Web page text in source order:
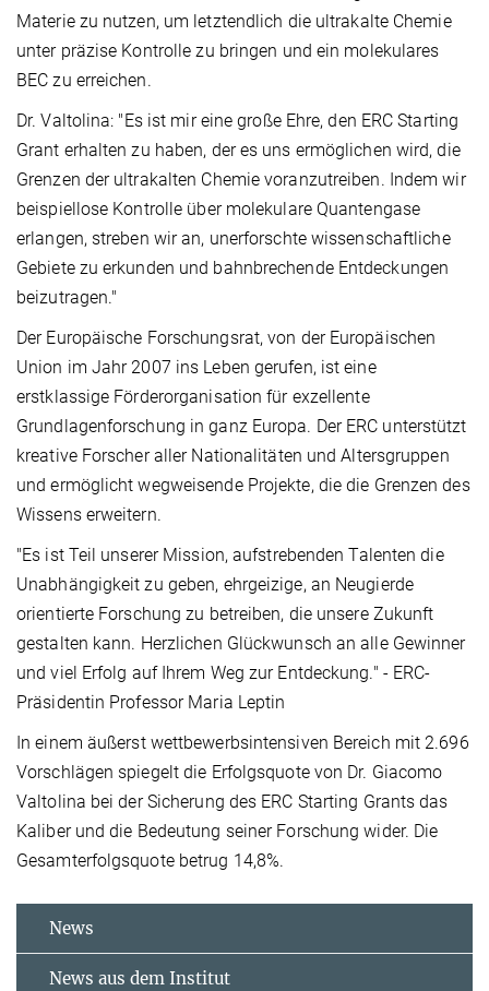
Materie zu nutzen, um letztendlich die ultrakalte Chemie
unter präzise Kontrolle zu bringen und ein molekulares
BEC zu erreichen.
Dr. Valtolina: "Es ist mir eine große Ehre, den ERC Starting
Grant erhalten zu haben, der es uns ermöglichen wird, die
Grenzen der ultrakalten Chemie voranzutreiben. Indem wir
beispiellose Kontrolle über molekulare Quantengase
erlangen, streben wir an, unerforschte wissenschaftliche
Gebiete zu erkunden und bahnbrechende Entdeckungen
beizutragen."
Der Europäische Forschungsrat, von der Europäischen
Union im Jahr 2007 ins Leben gerufen, ist eine
erstklassige Förderorganisation für exzellente
Grundlagenforschung in ganz Europa. Der ERC unterstützt
kreative Forscher aller Nationalitäten und Altersgruppen
und ermöglicht wegweisende Projekte, die die Grenzen des
Wissens erweitern.
"Es ist Teil unserer Mission, aufstrebenden Talenten die
Unabhängigkeit zu geben, ehrgeizige, an Neugierde
orientierte Forschung zu betreiben, die unsere Zukunft
gestalten kann. Herzlichen Glückwunsch an alle Gewinner
und viel Erfolg auf Ihrem Weg zur Entdeckung." - ERC-
Präsidentin Professor Maria Leptin
In einem äußerst wettbewerbsintensiven Bereich mit 2.696
Vorschlägen spiegelt die Erfolgsquote von Dr. Giacomo
Valtolina bei der Sicherung des ERC Starting Grants das
Kaliber und die Bedeutung seiner Forschung wider. Die
Gesamterfolgsquote betrug 14,8%.
News
News aus dem Institut